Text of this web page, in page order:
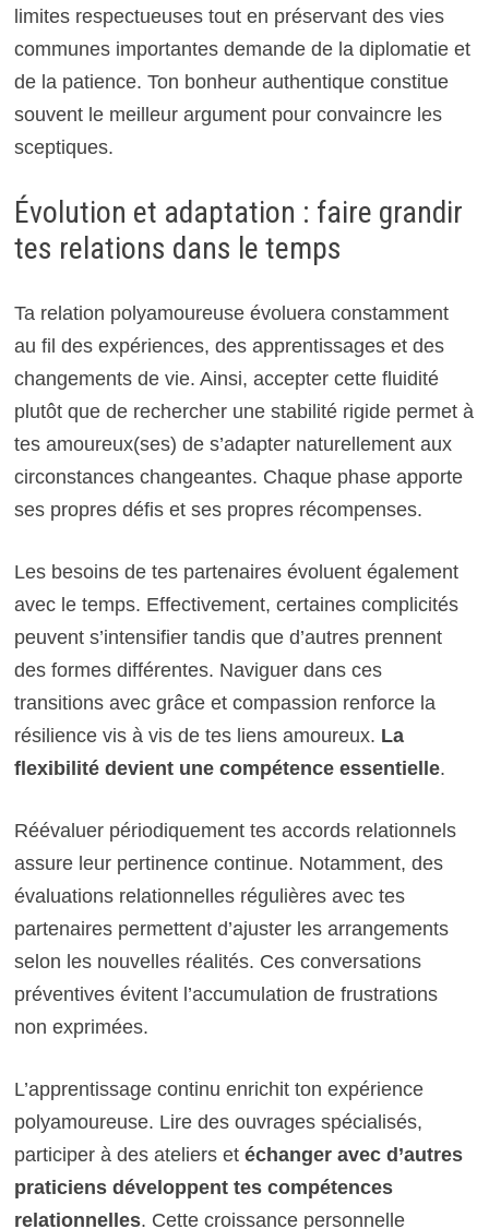
limites respectueuses tout en préservant des vies
communes importantes demande de la diplomatie et
de la patience. Ton bonheur authentique constitue
souvent le meilleur argument pour convaincre les
sceptiques.
Évolution et adaptation : faire grandir
tes relations dans le temps
Ta relation polyamoureuse évoluera constamment
au fil des expériences, des apprentissages et des
changements de vie. Ainsi, accepter cette fluidité
plutôt que de rechercher une stabilité rigide permet à
tes amoureux(ses) de s’adapter naturellement aux
circonstances changeantes. Chaque phase apporte
ses propres défis et ses propres récompenses.
Les besoins de tes partenaires évoluent également
avec le temps. Effectivement, certaines complicités
peuvent s’intensifier tandis que d’autres prennent
des formes différentes. Naviguer dans ces
transitions avec grâce et compassion renforce la
résilience vis à vis de tes liens amoureux. La
flexibilité devient une compétence essentielle.
Réévaluer périodiquement tes accords relationnels
assure leur pertinence continue. Notamment, des
évaluations relationnelles régulières avec tes
partenaires permettent d’ajuster les arrangements
selon les nouvelles réalités. Ces conversations
préventives évitent l’accumulation de frustrations
non exprimées.
L’apprentissage continu enrichit ton expérience
polyamoureuse. Lire des ouvrages spécialisés,
participer à des ateliers et échanger avec d’autres
praticiens développent tes compétences
relationnelles. Cette croissance personnelle